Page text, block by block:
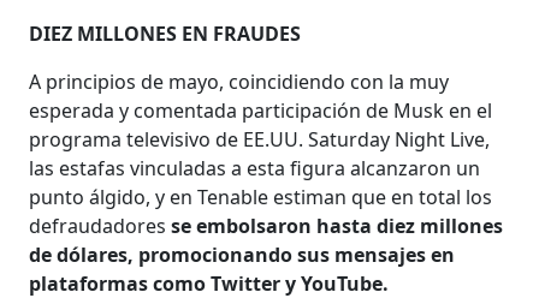
DIEZ MILLONES EN FRAUDES
A principios de mayo, coincidiendo con la muy
esperada y comentada participación de Musk en el
programa televisivo de EE.UU. Saturday Night Live,
las estafas vinculadas a esta figura alcanzaron un
punto álgido, y en Tenable estiman que en total los
defraudadoresse embolsaron hasta diez millones
de dólares, promocionando sus mensajes en
plataformas como Twitter y YouTube.